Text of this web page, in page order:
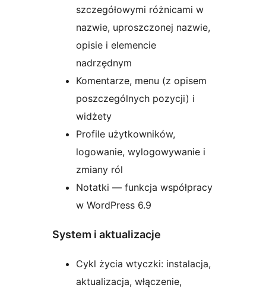
szczegółowymi różnicami w
nazwie, uproszczonej nazwie,
opisie i elemencie
nadrzędnym
Komentarze, menu (z opisem
poszczególnych pozycji) i
widżety
Profile użytkowników,
logowanie, wylogowywanie i
zmiany ról
Notatki — funkcja współpracy
w WordPress 6.9
System i aktualizacje
Cykl życia wtyczki: instalacja,
aktualizacja, włączenie,